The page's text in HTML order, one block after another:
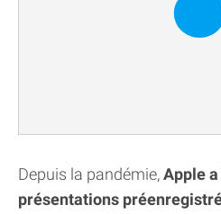
Depuis la pandémie,Apple
présentations